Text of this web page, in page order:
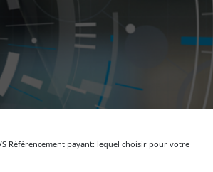
Référencement payant: lequel choisir pour votre